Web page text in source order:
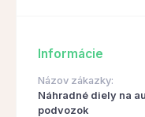
Informácie
Názov zákazky:
Náhradné diely na
podvozok